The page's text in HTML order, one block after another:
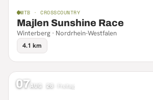
MTB · CROSSCOUNTRY
Majlen Sunshine Race
Winterberg · Nordrhein-Westfalen
4.1 km
07AUG 26 Freitag